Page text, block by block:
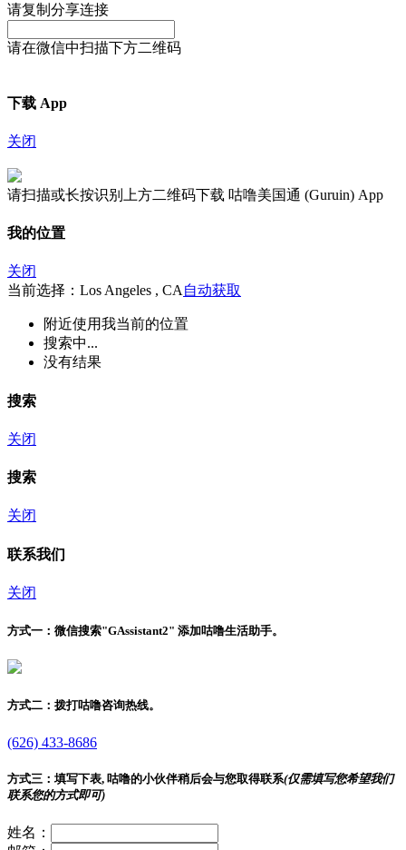
请复制分享连接
请在微信中扫描下方二维码
下载 App
关闭
请扫描或长按识别上方二维码下载 咕噜美国通 (Guruin) App
我的位置
关闭
当前选择：Los Angeles , CA 自动获取
附近使用我当前的位置
搜索中...
没有结果
搜索
关闭
搜索
关闭
联系我们
关闭
方式一： 微信搜索"GAssistant2" 添加咕噜生活助手。
方式二： 拨打咕噜咨询热线。
(626) 433-8686
方式三： 填写下表, 咕噜的小伙伴稍后会与您取得联系(仅需填写您希望我们
联系您的方式即可)
姓名：